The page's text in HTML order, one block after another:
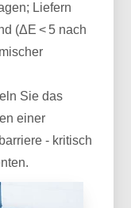
Liefern
(ΔE < 5 nach
Sie das
einer
- kritisch